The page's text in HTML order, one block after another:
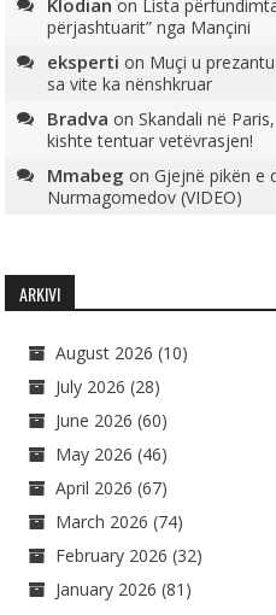
on Lista
përjashtuarit” nga Mançini
eksperti on Muçi u
sa vite ka nënshkruar
Bradva onSkandali në
kishte tentuar vetëvrasjen!
Mmabeg onGjejnë pikën e
Nurmagomedov (VIDEO)
ARKIVI
August 2026 (10)
July 2026 (28)
June 2026 (60)
May 2026 (46)
April 2026 (67)
March 2026 (74)
February 2026 (32)
January 2026 (81)